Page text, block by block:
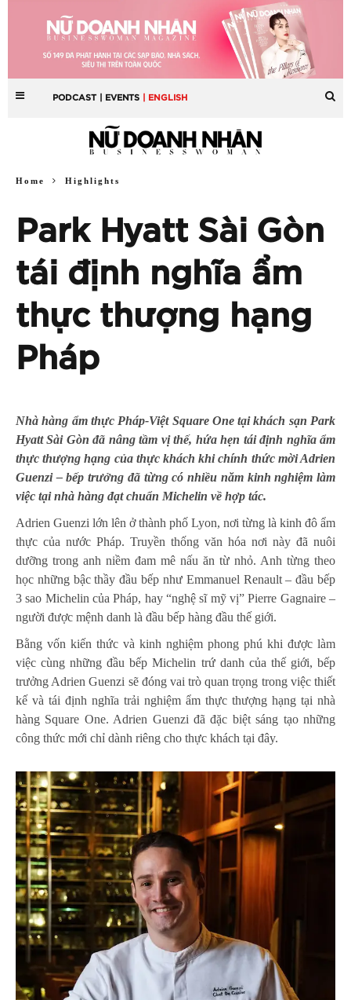
PODCAST | EVENTS | ENGLISH
Home Highlights
Park Hyatt Sài Gòn
tái định nghĩa ẩm
thực thượng hạng
Pháp
Nhà hàng ẩm thực Pháp-Việt Square One tại khách sạn Park
Hyatt Sài Gòn đã nâng tầm vị thế, hứa hẹn tái định nghĩa ẩm
thực thượng hạng của thực khách khi chính thức mời Adrien
Guenzi – bếp trưởng đã từng có nhiều năm kinh nghiệm làm
việc tại nhà hàng đạt chuẩn Michelin về hợp tác.
Adrien Guenzi lớn lên ở thành phố Lyon, nơi từng là kinh đô ẩm
thực của nước Pháp. Truyền thống văn hóa nơi này đã nuôi
dưỡng trong anh niềm đam mê nấu ăn từ nhỏ. Anh từng theo
học những bậc thầy đầu bếp như Emmanuel Renault – đầu bếp
3 sao Michelin của Pháp, hay “nghệ sĩ mỹ vị” Pierre Gagnaire –
người được mệnh danh là đầu bếp hàng đầu thế giới.
Bằng vốn kiến thức và kinh nghiệm phong phú khi được làm
việc cùng những đầu bếp Michelin trứ danh của thế giới, bếp
trưởng Adrien Guenzi sẽ đóng vai trò quan trọng trong việc thiết
kế và tái định nghĩa trải nghiệm ẩm thực thượng hạng tại nhà
hàng Square One. Adrien Guenzi đã đặc biệt sáng tạo những
công thức mới chỉ dành riêng cho thực khách tại đây.